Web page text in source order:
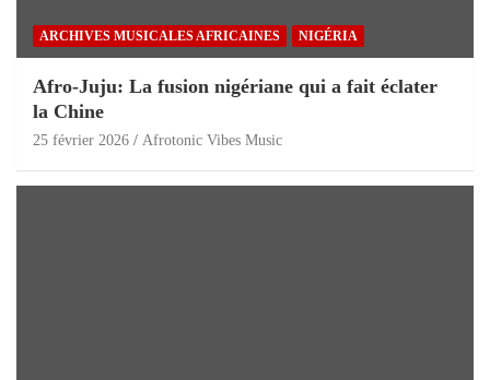
ARCHIVES MUSICALES AFRICAINES NIGÉRIA
Afro-Juju: La fusion nigériane qui a fait éclater
la Chine
25 février 2026 Afrotonic Vibes Music